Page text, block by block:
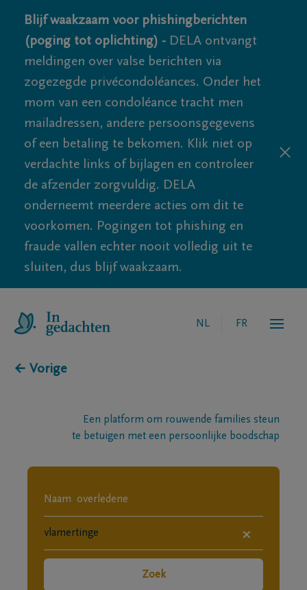
Blijf waakzaam voor phishingberichten
(poging tot oplichting) - DELA ontvangt
meldingen over valse berichten via
zogezegde privécondoléances. Onder het
mom van een condoléance tracht men
mailadressen, andere persoonsgegevens
of een betaling te bekomen. Klik niet op
verdachte links of bijlagen en controleer
de afzender zorgvuldig. DELA
onderneemt meerdere acties om dit te
voorkomen. Pogingen tot phishing en
fraude vallen echter nooit volledig uit te
sluiten, dus blijf waakzaam.
NL FR
← Vorige
Een platform om rouwende families steun
te betuigen met een persoonlijke boodschap
×
Zoek